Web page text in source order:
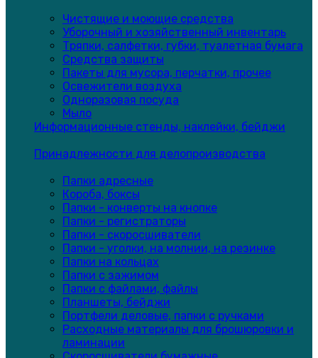
Чистящие и моющие средства
Уборочный и хозяйственный инвентарь
Тряпки, салфетки, губки, туалетная бумага
Средства защиты
Пакеты для мусора, перчатки, прочее
Освежители воздуха
Одноразовая посуда
Мыло
Информационные стенды, наклейки, бейджи
Принадлежности для делопроизводства
Папки адресные
Короба, боксы
Папки - конверты на кнопке
Папки - регистраторы
Папки - скоросшиватели
Папки - уголки, на молнии, на резинке
Папки на кольцах
Папки с зажимом
Папки с файлами, файлы
Планшеты, бейджи
Портфели деловые, папки с ручками
Расходные материалы для брошюровки и
ламинации